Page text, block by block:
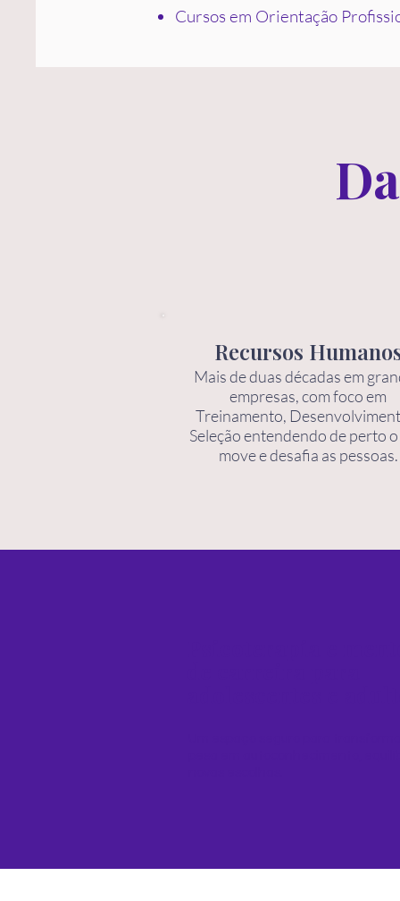
Cursos em Orientação
Recursos
Mais de duas décadas em
empresas, com foco em
Treinamento,
Seleção entendendo de perto
move e desafia as pessoas.